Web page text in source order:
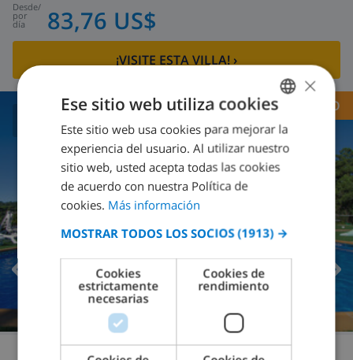
desde/
por
día 83,76 US$
¡VISITE ESTA VILLA! ›
55 OPINIONES
RECOMENDADO
SPANISH
DUTCH
FRENCH
GERMAN
CATALAN
ITALIAN
DANISH
×
Ese sitio web utiliza cookies
Este sitio web usa cookies para mejorar la
experiencia del usuario. Al utilizar nuestro
sitio web, usted acepta todas las cookies
de acuerdo con nuestra Política de
cookies. Más información
MOSTRAR TODOS LOS SOCIOS (1913) →
Cookies
estrictamente
necesarias
Cookies de
rendimiento